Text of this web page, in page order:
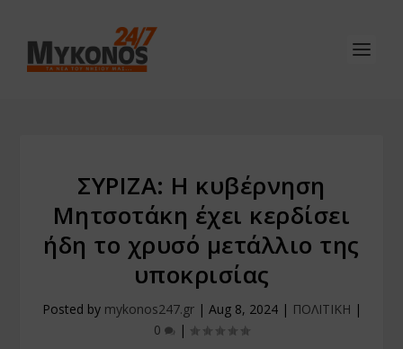
ΣΥΡΙΖΑ: Η κυβέρνηση
Μητσοτάκη έχει κερδίσει
ήδη το χρυσό μετάλλιο της
υποκρισίας
Posted by mykonos247.gr| Aug 8, 2024| ΠΟΛΙΤΙΚΗ |
0
|